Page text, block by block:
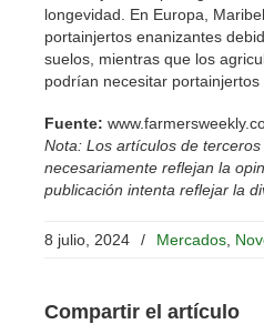
longevidad. En Europa,
portainjertos enanizantes
suelos, mientras que los
podrían necesitar portainjertos
Fuente:
Nota: Los artículos de
necesariamente reflejan la
publicación intenta reflejar la
8 julio, 2024 / Mercados
Compartir el artículo